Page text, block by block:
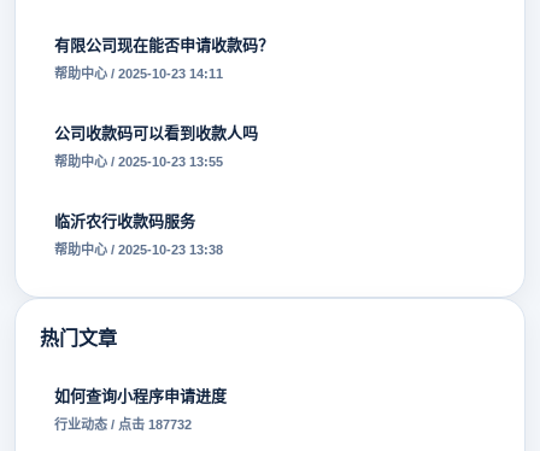
有限公司现在能否申请收款码？
帮助中心 / 2025-10-23 14:11
公司收款码可以看到收款人吗
帮助中心 / 2025-10-23 13:55
临沂农行收款码服务
帮助中心 / 2025-10-23 13:38
热门文章
如何查询小程序申请进度
行业动态 / 点击 187732